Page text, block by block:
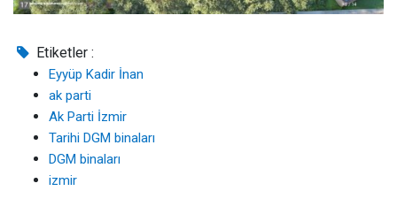
Etiketler :
Eyyüp Kadir İnan
ak parti
Ak Parti İzmir
Tarihi DGM binaları
DGM binaları
izmir